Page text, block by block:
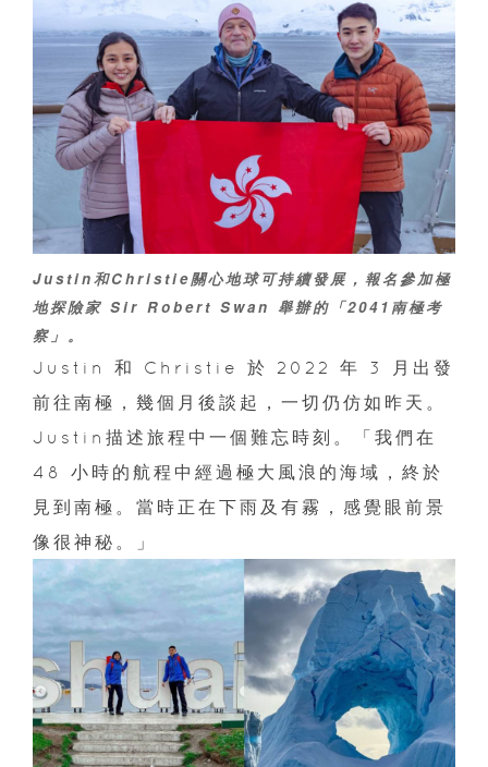
Justin和Christie關心地球可持續發展，報名參加極
地探險家 Sir Robert Swan 舉辦的「2041南極考
察」。
Justin 和 Christie 於 2022 年 3 月出發
前往南極，幾個月後談起，一切仍仿如昨天。
Justin描述旅程中一個難忘時刻。「我們在
48 小時的航程中經過極大風浪的海域，終於
見到南極。當時正在下雨及有霧，感覺眼前景
像很神秘。」